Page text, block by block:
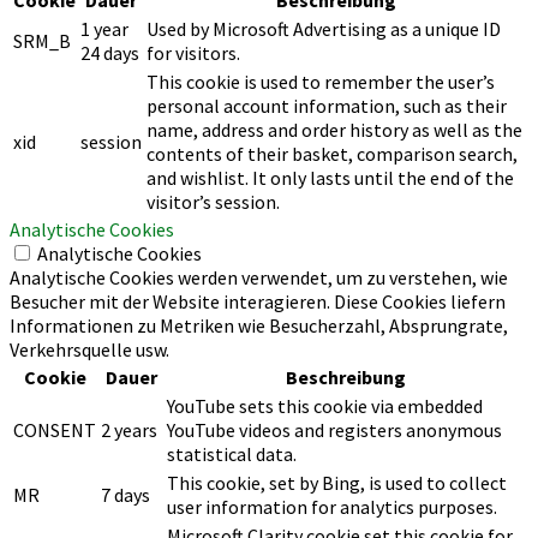
SRM_B 1 year
24 days
Used by Microsoft Advertising as a unique ID
for visitors.
xid session
This cookie is used to remember the user’s
personal account information, such as their
name, address and order history as well as the
contents of their basket, comparison search,
and wishlist. It only lasts until the end of the
visitor’s session.
Analytische Cookies
Analytische Cookies
Analytische Cookies werden verwendet, um zu verstehen, wie
Besucher mit der Website interagieren. Diese Cookies liefern
Informationen zu Metriken wie Besucherzahl, Absprungrate,
Verkehrsquelle usw.
Cookie
Dauer Beschreibung
CONSENT 2 years
YouTube sets this cookie via embedded
YouTube videos and registers anonymous
statistical data.
MR
7 days
This cookie, set by Bing, is used to collect
user information for analytics purposes.